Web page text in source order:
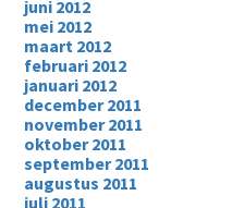
juni 2012
mei 2012
maart 2012
februari 2012
januari 2012
december 2011
november 2011
oktober 2011
september 2011
augustus 2011
juli 2011